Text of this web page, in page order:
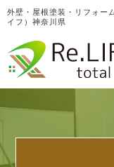
外壁・屋根塗装・リフォー
イフ）神奈川県